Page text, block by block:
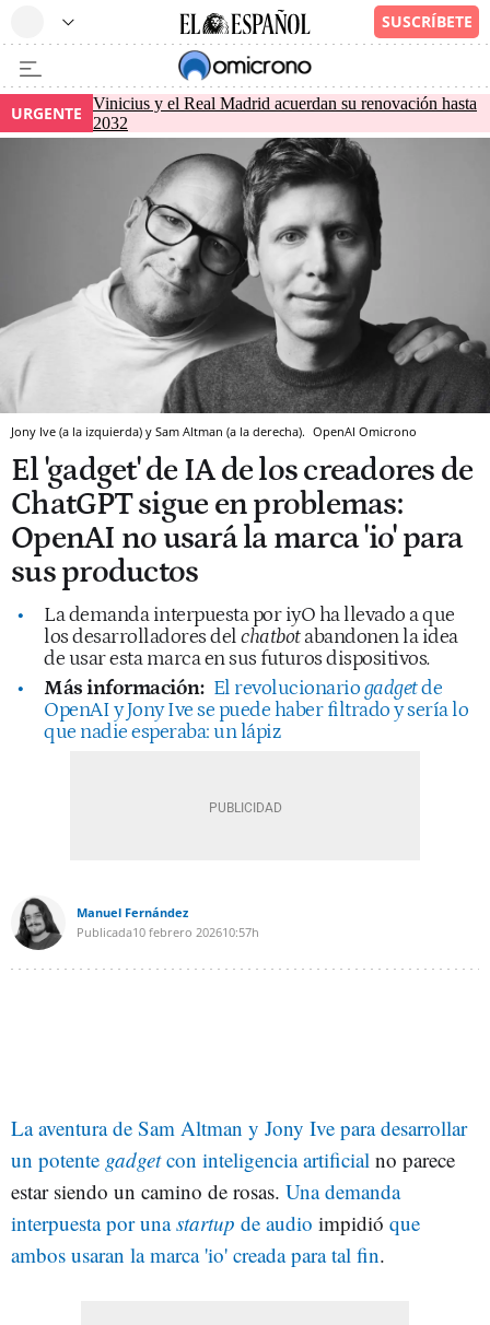
URGENTE
Vinicius y el Real Madrid acuerdan su renovación hasta
2032
Jony Ive (a la izquierda) y Sam Altman (a la derecha). OpenAI Omicrono
El 'gadget' de IA de los creadores de
ChatGPT sigue en problemas:
OpenAI no usará la marca 'io' para
sus productos
La demanda interpuesta por iyO ha llevado a que
los desarrolladores delchatbotabandonen la idea
de usar esta marca en sus futuros dispositivos.
Más información: El revolucionariogadgetde
OpenAI y Jony Ive se puede haber filtrado y sería lo
que nadie esperaba: un lápiz
Manuel Fernández
Publicada10 febrero 202610:57h
La aventura de Sam Altman y Jony Ive para desarrollar
un potente gadgetcon inteligencia artificial no parece
estar siendo un camino de rosas. Una demanda
interpuesta por unastartup de audio impidió que
ambos usaran la marca 'io' creada para tal fin.